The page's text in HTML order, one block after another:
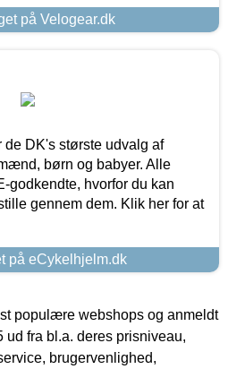
på Velogear.dk
DK's største udvalg af
børn og babyer. Alle
godkendte, hvorfor du kan
gennem dem. Klik her for at
på eCykelhjelm.dk
populære webshops og anmeldt
ud fra bl.a. deres prisniveau,
brugervenlighed,